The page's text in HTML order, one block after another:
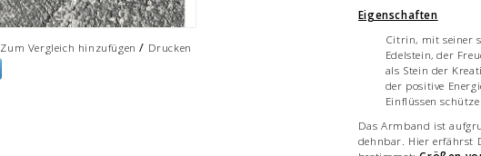
Zum Vergleich hinzufügen / Drucken
Eigenschaften
Citrin, mit seiner
Edelstein, der
als Stein der
der positive
Einflüssen
Das Armband ist
dehnbar. Hier erfährst